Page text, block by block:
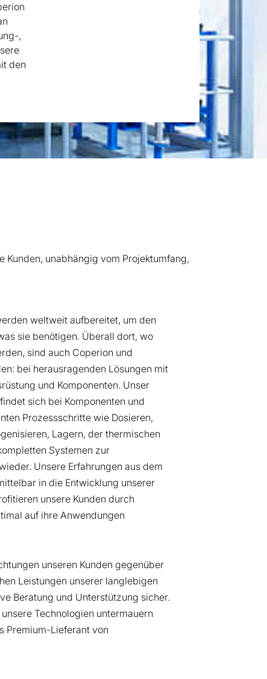
,
den
Kunden, unabhängig vom Projektumfang,
weltweit aufbereitet, um den
sie benötigen. Überall dort, wo
sind auch Coperion und
bei herausragenden Lösungen mit
und Komponenten. Unser
sich bei Komponenten und
Prozessschritte wie Dosieren,
Lagern, der thermischen
Systemen zur
Unsere Erfahrungen aus dem
in die Entwicklung unserer
unsere Kunden durch
auf ihre Anwendungen
unseren Kunden gegenüber
Leistungen unserer langlebigen
Beratung und Unterstützung sicher.
Technologien untermauern
Premium-Lieferant von